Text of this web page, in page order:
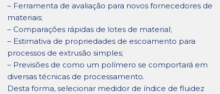
– Ferramenta de avaliação para novos fornecedores de
materiais;
– Comparações rápidas de lotes de material;
– Estimativa de propriedades de escoamento para
processos de extrusão simples;
– Previsões de como um polímero se comportará em
diversas técnicas de processamento.
Desta forma, selecionar medidor de índice de fluidez